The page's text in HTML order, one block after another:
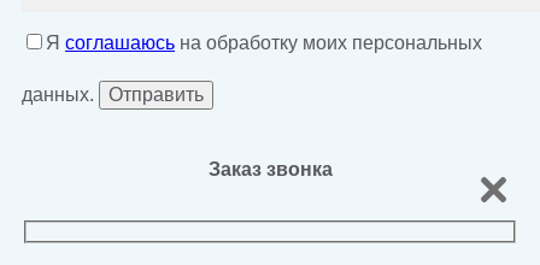
Я соглашаюсь на обработку моих персональных
данных.
Заказ звонка